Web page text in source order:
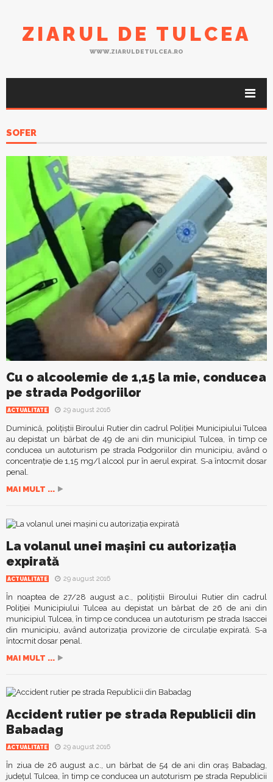
ZIARUL DE TULCEA
WWW.ZIARULDETULCEA.RO
SOFER
Cu o alcoolemie de 1,15 la mie, conducea
pe strada Podgoriilor
ACTUALITATE 29 august 2016
Duminică, polițiștii Biroului Rutier din cadrul Poliției Municipiului Tulcea
au depistat un bărbat de 49 de ani din municipiul Tulcea, în timp ce
conducea un autoturism pe strada Podgoriilor din municipiu, având o
concentrație de 1,15 mg/l alcool pur în aerul expirat. S-a întocmit dosar
penal.
MAI MULT ...
La volanul unei mașini cu autorizația
expirată
ACTUALITATE 29 august 2016
În noaptea de 27/28 august a.c., polițiștii Biroului Rutier din cadrul
Poliției Municipiului Tulcea au depistat un bărbat de 26 de ani din
municipiul Tulcea, în timp ce conducea un autoturism pe strada Isaccei
din municipiu, având autorizația provizorie de circulație expirată. S-a
întocmit dosar penal.
MAI MULT ...
Accident rutier pe strada Republicii din
Babadag
ACTUALITATE 29 august 2016
În ziua de 26 august a.c., un bărbat de 54 de ani din oraș Babadag,
județul Tulcea, în timp ce conducea un autoturism pe strada Republicii